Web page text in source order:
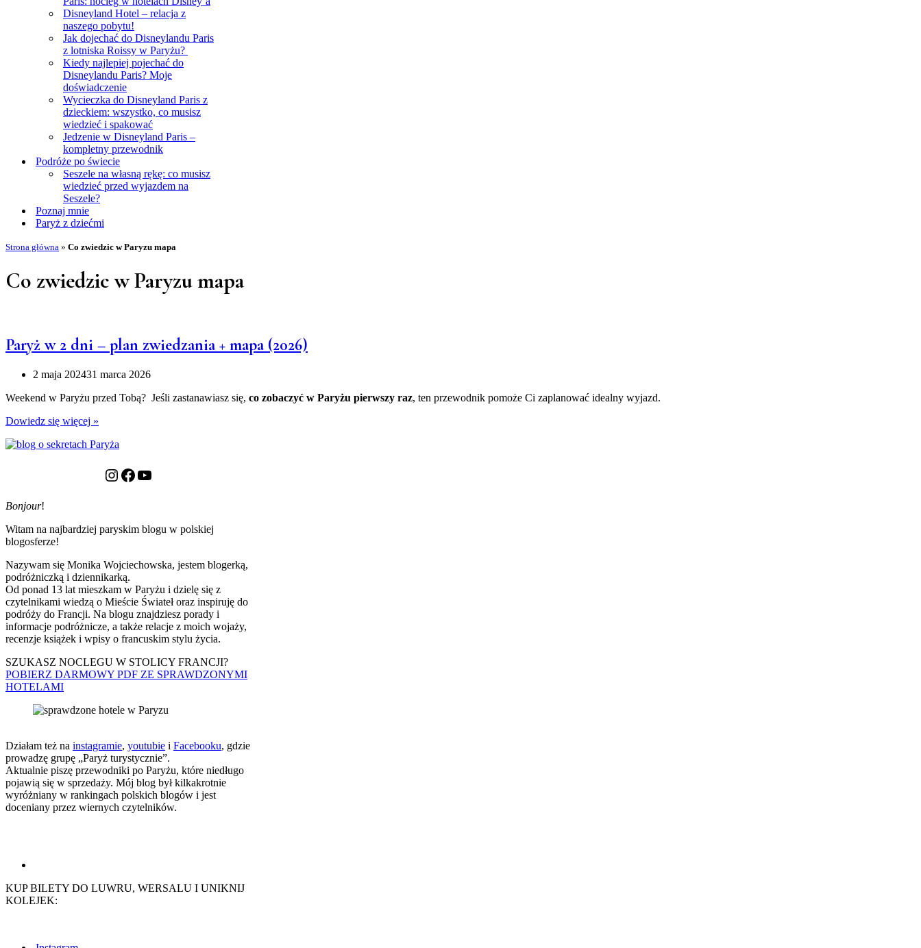
Disneyland Hotel – relacja z
naszego pobytu!
Jak dojechać do Disneylandu Paris
z lotniska Roissy w Paryżu?
Kiedy najlepiej pojechać do
Disneylandu Paris? Moje
doświadczenie
Wycieczka do Disneyland Paris z
dzieckiem: wszystko, co musisz
wiedzieć i spakować
Jedzenie w Disneyland Paris –
kompletny przewodnik
Podróże po świecie
Seszele na własną rękę: co musisz
wiedzieć przed wyjazdem na
Seszele?
Poznaj mnie
Paryż z dziećmi
Strona główna » Co zwiedzic w Paryzu mapa
Co zwiedzic w Paryzu mapa
Paryż w 2 dni – plan zwiedzania + mapa (2026)
2 maja 202431 marca 2026
Weekend w Paryżu przed Tobą? Jeśli zastanawiasz się, co zobaczyć w Paryżu pierwszy raz, ten przewodnik pomoże Ci zaplanować idealny wyjazd.
Dowiedz się więcej »
2
plan
(2026)
Instagram
Facebook
YouTube
Bonjour!
Witam na najbardziej paryskim blogu w polskiej
blogosferze!
Nazywam się Monika Wojciechowska, jestem blogerką,
podróżniczką i dziennikarką.
Od ponad 13 lat mieszkam w Paryżu i dzielę się z
czytelnikami wiedzą o Mieście Świateł oraz inspiruję do
podróży do Francji. Na blogu znajdziesz porady i
informacje podróżnicze, a także relacje z moich wojaży,
recenzje książek i wpisy o francuskim stylu życia.
SZUKASZ NOCLEGU W STOLICY FRANCJI?
POBIERZ DARMOWY PDF ZE SPRAWDZONYMI
HOTELAMI
Działam też na instagramie, youtubie i Facebooku, gdzie
prowadzę grupę „Paryż turystycznie”.
Aktualnie piszę przewodniki po Paryżu, które niedługo
pojawią się w sprzedaży. Mój blog był kilkakrotnie
wyróżniany w rankingach polskich blogów i jest
doceniany przez wiernych czytelników.
KUP BILETY DO LUWRU, WERSALU I UNIKNIJ
KOLEJEK: